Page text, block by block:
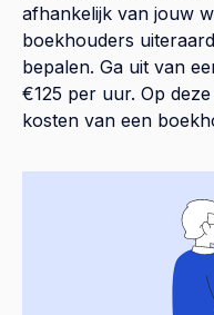
afhankelijk van jouw
boekhouders
bepalen. Ga uit van
€125 per uur. Op
kosten van een